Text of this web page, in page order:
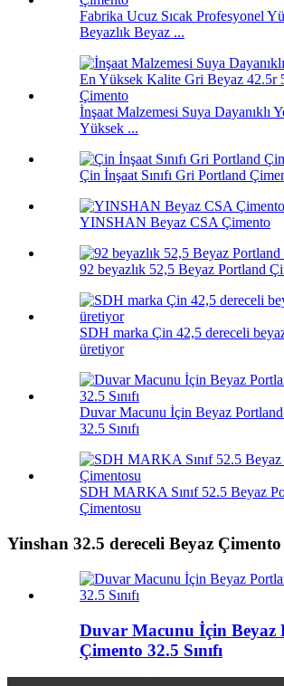
Fabrika Ucuz Sıcak Profesyonel
Beyazlık Beyaz ...
İnşaat Malzemesi Suya Dayanıklı
Yüksek ...
Çin İnşaat Sınıfı Gri Portland
YINSHAN Beyaz CSA Çimento
92 beyazlık 52,5 Beyaz Portland
SDH marka Çin 42,5 dereceli
üretiyor
Duvar Macunu İçin Beyaz
32.5 Sınıfı
SDH MARKA Sınıf 52.5 Beyaz
Çimentosu
Yinshan 32.5 dereceli Beyaz Çimento
Duvar Macunu İçin Beyaz
Çimento 32.5 Sınıfı